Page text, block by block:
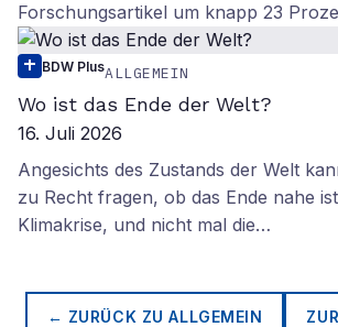
Forschungsartikel um knapp 23
BDW PlusALLGEMEIN
Wo ist das Ende der Welt?
16. Juli 2026
Angesichts des Zustands der Welt
zu Recht fragen, ob das Ende nahe
Klimakrise, und nicht mal die…
← ZURÜCK ZUALLGEMEIN